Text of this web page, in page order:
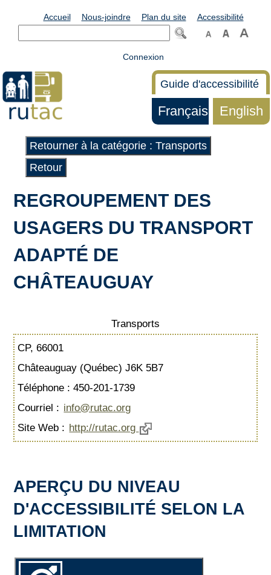
Accueil Nous-joindre Plan du site Accessibilité
Connexion
Guide d'accessibilité
Français English
Retourner à la catégorie : Transports
Retour
REGROUPEMENT DES
USAGERS DU TRANSPORT
ADAPTÉ DE
CHÂTEAUGUAY
Transports
CP, 66001
Châteauguay (Québec) J6K 5B7
Téléphone : 450-201-1739
Courriel : info@rutac.org
Site Web : http://rutac.org
APERÇU DU NIVEAU
D'ACCESSIBILITÉ SELON LA
LIMITATION